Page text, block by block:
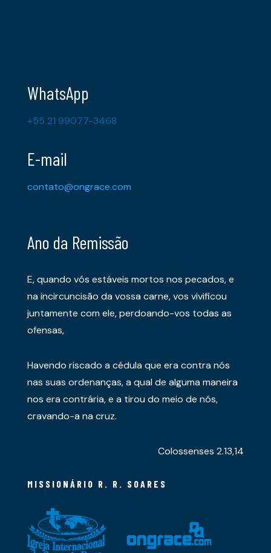
WhatsApp
+55 21 99077-3468
E-mail
contato@ongrace.com
Ano da Remissão
E, quando vós estáveis mortos nos pecados, e
na incircuncisão da vossa carne, vos vivificou
juntamente com ele, perdoando-vos todas as
ofensas,
Havendo riscado a cédula que era contra nós
nas suas ordenanças, a qual de alguma maneira
nos era contrária, e a tirou do meio de nós,
cravando-a na cruz.
Colossenses 2.13,14
MISSIONÁRIO R. R. SOARES